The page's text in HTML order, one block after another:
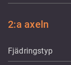
2:a axeln
Fjädringstyp